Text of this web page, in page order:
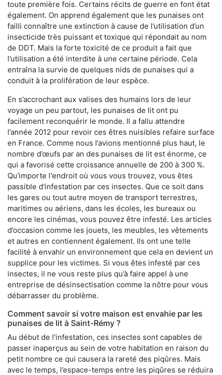
toute première fois. Certains récits de guerre en font état
également. On apprend également que les punaises ont
failli connaître une extinction à cause de l’utilisation d’un
insecticide très puissant et toxique qui répondait au nom
de DDT. Mais la forte toxicité de ce produit a fait que
l’utilisation a été interdite à une certaine période. Cela
entraîna la survie de quelques nids de punaises qui a
conduit à la prolifération de leur espèce.
En s’accrochant aux valises des humains lors de leur
voyage un peu partout, les punaises de lit ont pu
facilement reconquérir le monde. Il a fallu attendre
l’année 2012 pour revoir ces êtres nuisibles refaire surface
en France. Comme nous l’avions mentionné plus haut, le
nombre d’œufs par an des punaises de lit est énorme, ce
qui a favorisé cette croissance annuelle de 200 à 300 %.
Qu'importe l'endroit où vous vous trouvez, vous êtes
passible d'infestation par ces insectes. Que ce soit dans
les gares ou tout autre moyen de transport terrestres,
maritimes ou aériens, dans les écoles, les bureaux ou
encore les cinémas, vous pouvez être infesté. Les articles
d’occasion comme les jouets, les meubles, les vêtements
et autres en contiennent également. Ils ont une telle
facilité à envahir un environnement que cela en devient un
supplice pour les victimes. Si vous êtes infesté par ces
insectes, il ne vous reste plus qu’à faire appel à une
entreprise de désinsectisation comme la nôtre pour vous
débarrasser du problème.
Comment savoir si votre maison est envahie par les
punaises de lit à Saint-Rémy ?
Au début de l'infestation, ces insectes sont capables de
passer inaperçus au sein de votre habitation en raison du
petit nombre ce qui causera la rareté des piqûres. Mais
avec le temps, l’espace-temps entre les piqûres se réduira